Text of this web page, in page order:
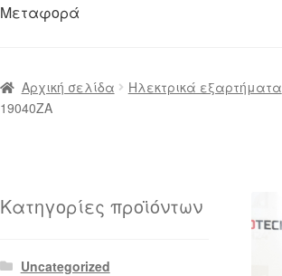
Μεταφορά
Ολοκλήρωση αγοράς
Αρχική σελίδα Ηλεκτρικά εξαρτήματα
19040ZA
Κατηγορίες προϊόντων
Uncategorized